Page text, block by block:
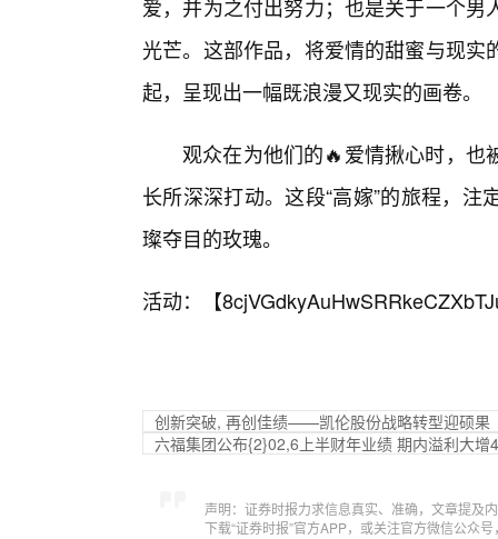
爱，并为之付出努力；也是关于一个
光芒。这部作品，将爱情的甜蜜与现
起，呈现出一幅既浪漫又现实的画卷。
观众在为他们的🔥爱情揪心时，
长所深深打动。这段“高嫁”的旅程，
璨夺目的玫瑰。
活动：【
创新突破, 再创佳绩——凯伦股份战略转型迎硕果
六福集团公布{2}02,6上半财年业绩 期内溢利大增
声明：证券时报力求信息真实、准确，文章提及
下载“证券时报”官方APP，或关注官方微信公众